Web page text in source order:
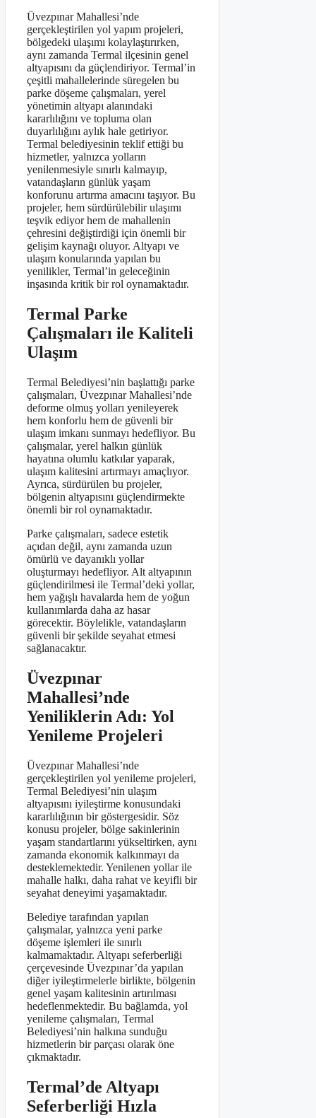
Üvezpınar Mahallesi’nde
gerçekleştirilen yol yapım projeleri,
bölgedeki ulaşımı kolaylaştırırken,
aynı zamanda Termal ilçesinin genel
altyapısını da güçlendiriyor. Termal’in
çeşitli mahallelerinde süregelen bu
parke döşeme çalışmaları, yerel
yönetimin altyapı alanındaki
kararlılığını ve topluma olan
duyarlılığını aylık hale getiriyor.
Termal belediyesinin teklif ettiği bu
hizmetler, yalnızca yolların
yenilenmesiyle sınırlı kalmayıp,
vatandaşların günlük yaşam
konforunu artırma amacını taşıyor. Bu
projeler, hem sürdürülebilir ulaşımı
teşvik ediyor hem de mahallenin
çehresini değiştirdiği için önemli bir
gelişim kaynağı oluyor. Altyapı ve
ulaşım konularında yapılan bu
yenilikler, Termal’in geleceğinin
inşasında kritik bir rol oynamaktadır.
Termal Parke
Çalışmaları ile Kaliteli
Ulaşım
Termal Belediyesi’nin başlattığı parke
çalışmaları, Üvezpınar Mahallesi’nde
deforme olmuş yolları yenileyerek
hem konforlu hem de güvenli bir
ulaşım imkanı sunmayı hedefliyor. Bu
çalışmalar, yerel halkın günlük
hayatına olumlu katkılar yaparak,
ulaşım kalitesini artırmayı amaçlıyor.
Ayrıca, sürdürülen bu projeler,
bölgenin altyapısını güçlendirmekte
önemli bir rol oynamaktadır.
Parke çalışmaları, sadece estetik
açıdan değil, aynı zamanda uzun
ömürlü ve dayanıklı yollar
oluşturmayı hedefliyor. Alt altyapının
güçlendirilmesi ile Termal’deki yollar,
hem yağışlı havalarda hem de yoğun
kullanımlarda daha az hasar
görecektir. Böylelikle, vatandaşların
güvenli bir şekilde seyahat etmesi
sağlanacaktır.
Üvezpınar
Mahallesi’nde
Yeniliklerin Adı: Yol
Yenileme Projeleri
Üvezpınar Mahallesi’nde
gerçekleştirilen yol yenileme projeleri,
Termal Belediyesi’nin ulaşım
altyapısını iyileştirme konusundaki
kararlılığının bir göstergesidir. Söz
konusu projeler, bölge sakinlerinin
yaşam standartlarını yükseltirken, aynı
zamanda ekonomik kalkınmayı da
desteklemektedir. Yenilenen yollar ile
mahalle halkı, daha rahat ve keyifli bir
seyahat deneyimi yaşamaktadır.
Belediye tarafından yapılan
çalışmalar, yalnızca yeni parke
döşeme işlemleri ile sınırlı
kalmamaktadır. Altyapı seferberliği
çerçevesinde Üvezpınar’da yapılan
diğer iyileştirmelerle birlikte, bölgenin
genel yaşam kalitesinin artırılması
hedeflenmektedir. Bu bağlamda, yol
yenileme çalışmaları, Termal
Belediyesi’nin halkına sunduğu
hizmetlerin bir parçası olarak öne
çıkmaktadır.
Termal’de Altyapı
Seferberliği Hızla